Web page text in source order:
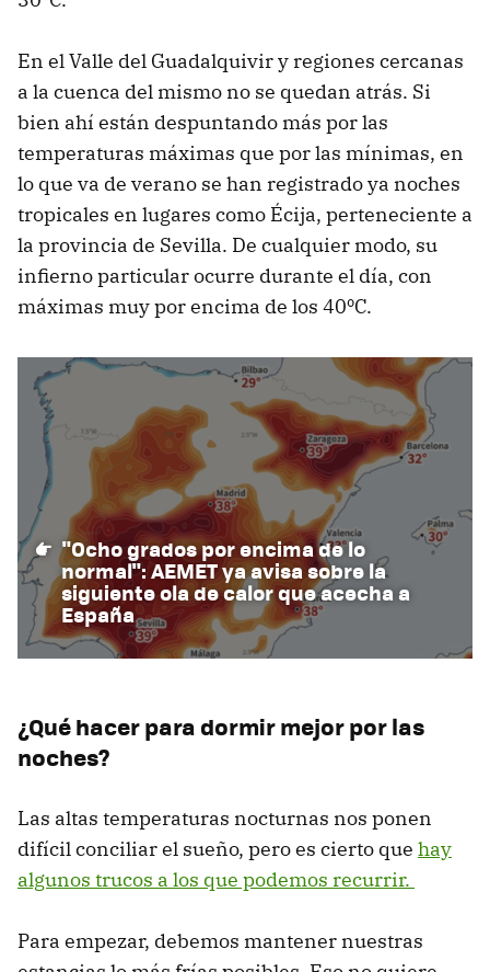
En el Valle del Guadalquivir y regiones cercanas
a la cuenca del mismo no se quedan atrás. Si
bien ahí están despuntando más por las
temperaturas máximas que por las mínimas, en
lo que va de verano se han registrado ya noches
tropicales en lugares como Écija, perteneciente a
la provincia de Sevilla. De cualquier modo, su
infierno particular ocurre durante el día, con
máximas muy por encima de los 40ºC.
"Ocho grados por encima de lo
normal": AEMET ya avisa sobre la
siguiente ola de calor que acecha a
España
¿Qué hacer para dormir mejor por las
noches?
Las altas temperaturas nocturnas nos ponen
difícil conciliar el sueño, pero es cierto que hay
algunos trucos a los que podemos recurrir.
Para empezar, debemos mantener nuestras